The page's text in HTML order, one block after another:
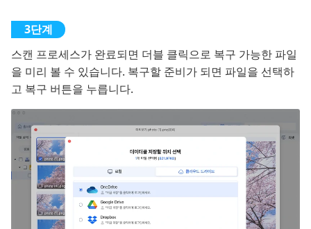
스캔 프로세스가 완료되면 더블 클릭으로 복구 가능한 파일
을 미리 볼 수 있습니다. 복구할 준비가 되면 파일을 선택하
고 복구 버튼을 누릅니다.